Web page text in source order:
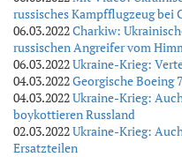
russisches Kampfflugzeug bei
06.03.2022Charkiw:
russischen Angreifer vom
06.03.2022Ukraine-Krieg:
04.03.2022Georgische Boeing
04.03.2022Ukraine-Krieg:
boykottieren Russland
02.03.2022Ukraine-Krieg:
Ersatzteilen